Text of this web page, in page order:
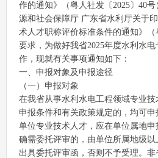
作的通知》（粤人社发〔2025〕40
源和社会保障厅 广东省水利厅关于
术人才职称评价标准条件的通知》（
要求，为做好我省2025年度水利水
作，现就有关事项通知如下：
一、申报对象及申报途径
（一）申报对象
在我省从事水利水电工程领域专业
申报条件和有关政策规定的，均可
单位专业技术人才，应在单位属地申
确需委托评审的，由单位所属地级
出具委托评审函，否则不予受理。